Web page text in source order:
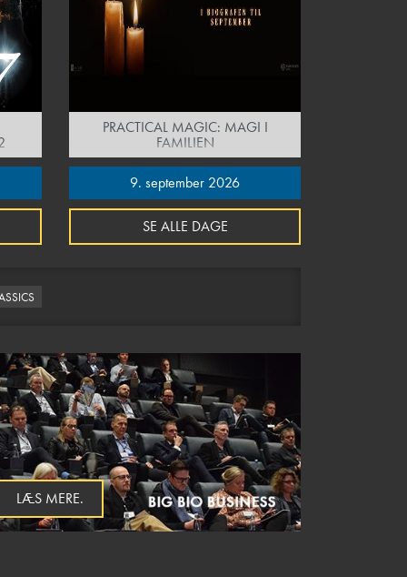
PRACTICAL MAGIC: MAGI I
FAMILIEN
9. september 2026
SE ALLE DAGE
LÆS MERE.